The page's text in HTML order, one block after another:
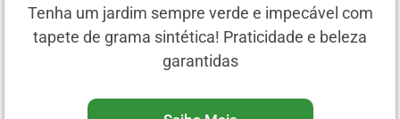
Tenha um jardim sempre verde e impecável com
tapete de grama sintética! Praticidade e beleza
garantidas